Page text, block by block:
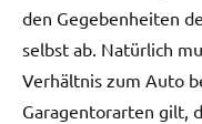
den Gegebenheiten
selbst ab. Natürlich
Verhältnis zum Auto
Garagentorarten gilt,